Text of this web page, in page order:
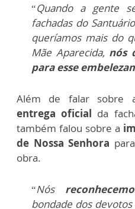
“Quando a gente
fachadas do
queríamos mais do
Mãe Aparecida, nós
para esse
Além de falar
entrega oficial da
também falou sobre a
de Nossa Senhora
obra.
“Nós
bondade dos